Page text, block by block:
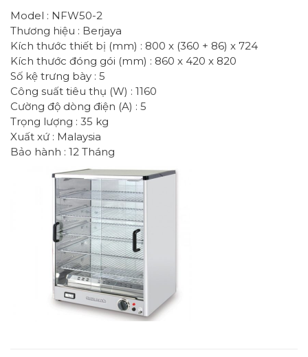
Model : NFW50-2
Thương hiệu : Berjaya
Kích thước thiết bị (mm) : 800 x (360 + 86) x 724
Kích thước đóng gói (mm) : 860 x 420 x 820
Số kệ trưng bày : 5
Công suất tiêu thụ (W) : 1160
Cường độ dòng điện (A) : 5
Trọng lượng : 35 kg
Xuất xứ : Malaysia
Bảo hành : 12 Tháng